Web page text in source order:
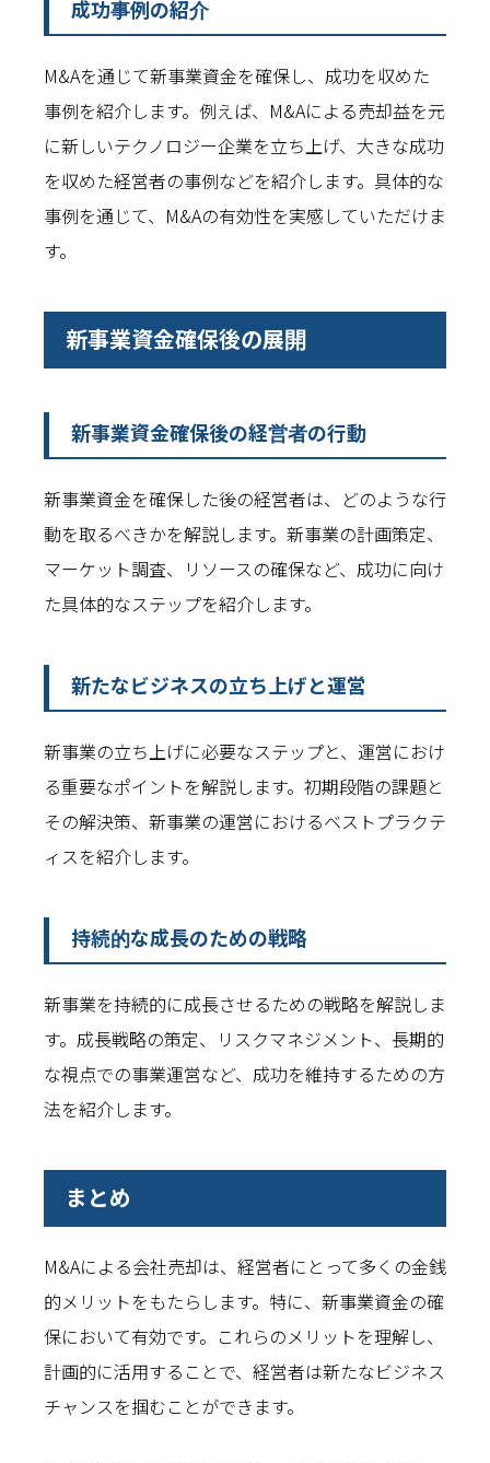
成功事例の紹介
M&Aを通じて新事業資金を確保し、成功を収めた
事例を紹介します。例えば、M&Aによる売却益を元
に新しいテクノロジー企業を立ち上げ、大きな成功
を収めた経営者の事例などを紹介します。具体的な
事例を通じて、M&Aの有効性を実感していただけま
す。
新事業資金確保後の展開
新事業資金確保後の経営者の行動
新事業資金を確保した後の経営者は、どのような行
動を取るべきかを解説します。新事業の計画策定、
マーケット調査、リソースの確保など、成功に向け
た具体的なステップを紹介します。
新たなビジネスの立ち上げと運営
新事業の立ち上げに必要なステップと、運営におけ
る重要なポイントを解説します。初期段階の課題と
その解決策、新事業の運営におけるベストプラクテ
ィスを紹介します。
持続的な成長のための戦略
新事業を持続的に成長させるための戦略を解説しま
す。成長戦略の策定、リスクマネジメント、長期的
な視点での事業運営など、成功を維持するための方
法を紹介します。
まとめ
M&Aによる会社売却は、経営者にとって多くの金銭
的メリットをもたらします。特に、新事業資金の確
保において有効です。これらのメリットを理解し、
計画的に活用することで、経営者は新たなビジネス
チャンスを掴むことができます。